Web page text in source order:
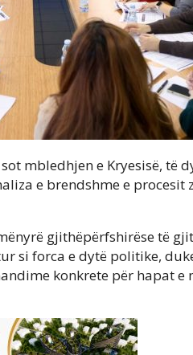
mbledhjen e Kryesisë, të
e brendshme e procesit
gjithëpërfshirëse të
si forca e dytë politike,
konkrete për hapat e